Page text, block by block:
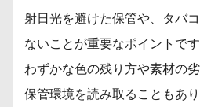
射日光を避けた保管や、タバ
ないことが重要なポイントで
わずかな色の残り方や素材の
保管環境を読み取ることもあ